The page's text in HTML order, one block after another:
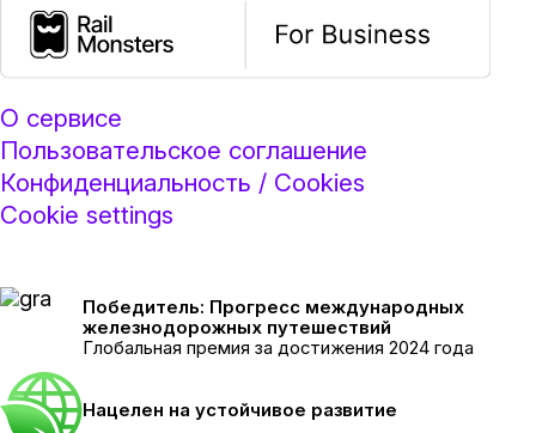
О сервисе
Пользовательское соглашение
Конфиденциальность / Cookies
Cookie settings
Победитель: Прогресс международных
железнодорожных путешествий
Глобальная премия за достижения 2024 года
Нацелен на устойчивое развитие